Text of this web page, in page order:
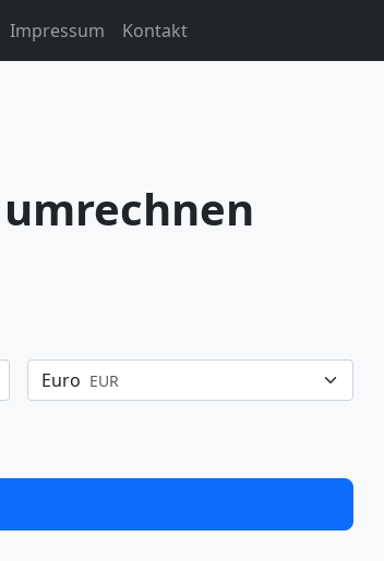
Impressum Kontakt
Euro EUR